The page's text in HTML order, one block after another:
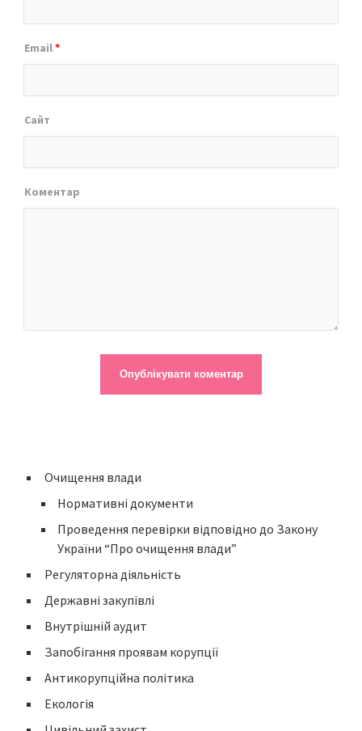
Email*
Сайт
Коментар
Очищення влади
Нормативні документи
Проведення перевірки відповідно до Закону
України “Про очищення влади”
Регуляторна діяльність
Державні закупівлі
Внутрішній аудит
Запобігання проявам корупції
Антикорупційна політика
Екологія